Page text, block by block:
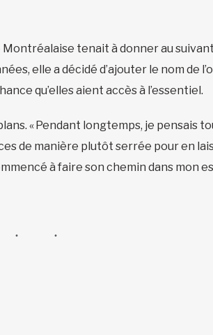
tenait à donner au
elle a décidé d’ajouter le nom de
qu’elles aient accès à l’essentiel.
« Pendant longtemps, je pensais
de manière plutôt serrée pour en
à faire son chemin dans mon